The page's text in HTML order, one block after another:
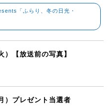
「ふらり、冬の日光・
）【放送前の写真】
）プレゼント当選者